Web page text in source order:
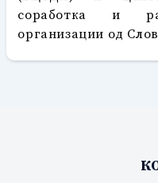
соработка и
организации од